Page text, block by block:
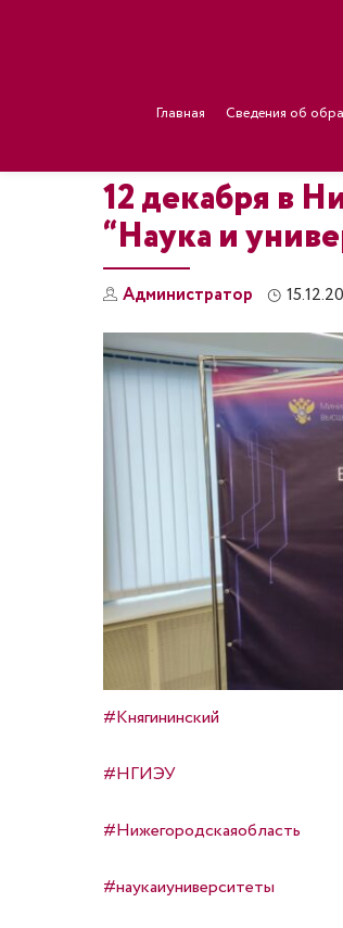
Главная Сведения об
12 декабря в
“Наука и
Администратор
#Княгининский
#НГИЭУ
#Нижегородскаяобласть
#наукаиуниверситеты